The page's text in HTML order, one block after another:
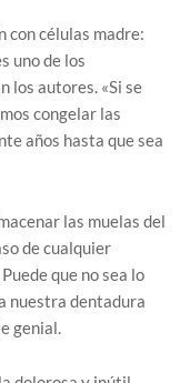
con células madre:
uno de los
los autores. «Si se
congelar las
años hasta que sea
las muelas del
de cualquier
que no sea lo
nuestra dentadura
genial.